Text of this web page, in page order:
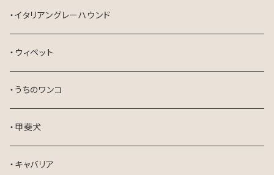
・イタリアングレーハウンド
・ウィペット
・うちのワンコ
・甲斐犬
・キャバリア